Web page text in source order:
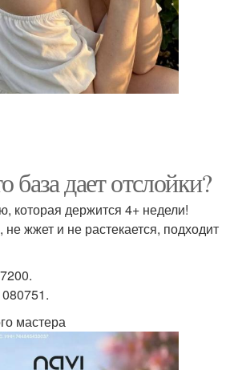
база дает отслойки?
которая держится 4+ недели!
жжет и не растекается, подходит
мастера